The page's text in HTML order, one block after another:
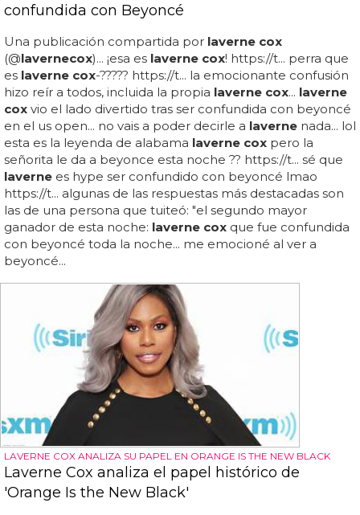
confundida con Beyoncé
Una publicación compartida por laverne cox
(@lavernecox)... ¡esa es laverne cox! https://t... perra que
es laverne cox-????? https://t... la emocionante confusión
hizo reír a todos, incluida la propia laverne cox... laverne
cox vio el lado divertido tras ser confundida con beyoncé
en el us open... no vais a poder decirle a laverne nada... lol
esta es la leyenda de alabama laverne cox pero la
señorita le da a beyonce esta noche ?? https://t... sé que
laverne es hype ser confundido con beyoncé lmao
https://t... algunas de las respuestas más destacadas son
las de una persona que tuiteó: "el segundo mayor
ganador de esta noche: laverne cox que fue confundida
con beyoncé toda la noche... me emocioné al ver a
beyoncé...
LAVERNE COX ANALIZA SU PAPEL EN ORANGE IS THE NEW BLACK
Laverne Cox analiza el papel histórico de
'Orange Is the New Black'